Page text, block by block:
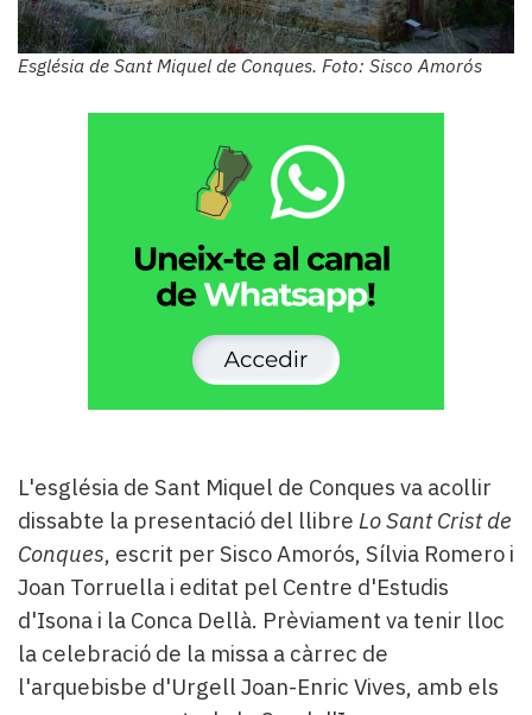
Dis
la
teva!
Església de Sant Miquel de Conques. Foto: Sisco Amorós
L'església de Sant Miquel de Conques va acollir
dissabte la presentació del llibre Lo Sant Crist de
Conques, escrit per Sisco Amorós, Sílvia Romero i
Joan Torruella i editat pel Centre d'Estudis
d'Isona i la Conca Dellà. Prèviament va tenir lloc
la celebració de la missa a càrrec de
l'arquebisbe d'Urgell Joan-Enric Vives, amb els